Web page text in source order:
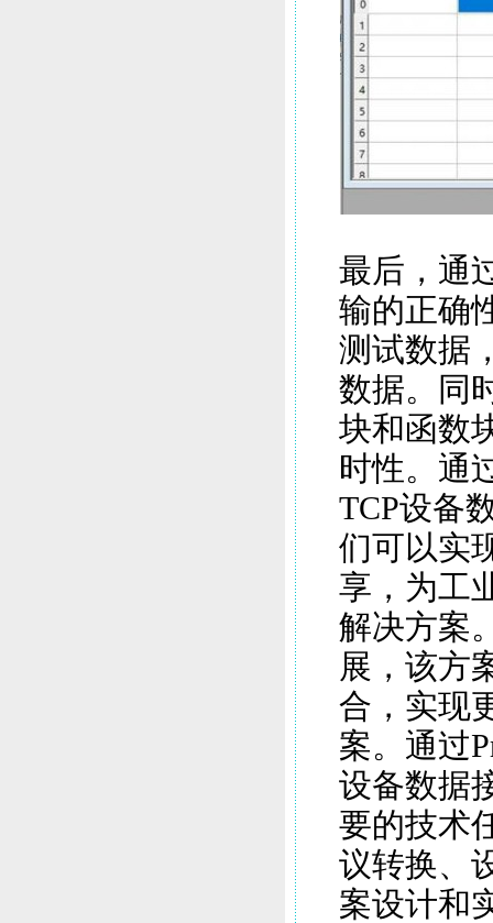
最后，通
输的正确
测试数据
数据。同
块和函数
时性。通
TCP设备
们可以实
享，为工
解决方案
展，该方
合，实现
案。通过
设备数据
要的技术
议转换、
案设计和